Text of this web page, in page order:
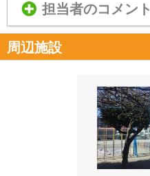
担当者のコメント
周辺施設